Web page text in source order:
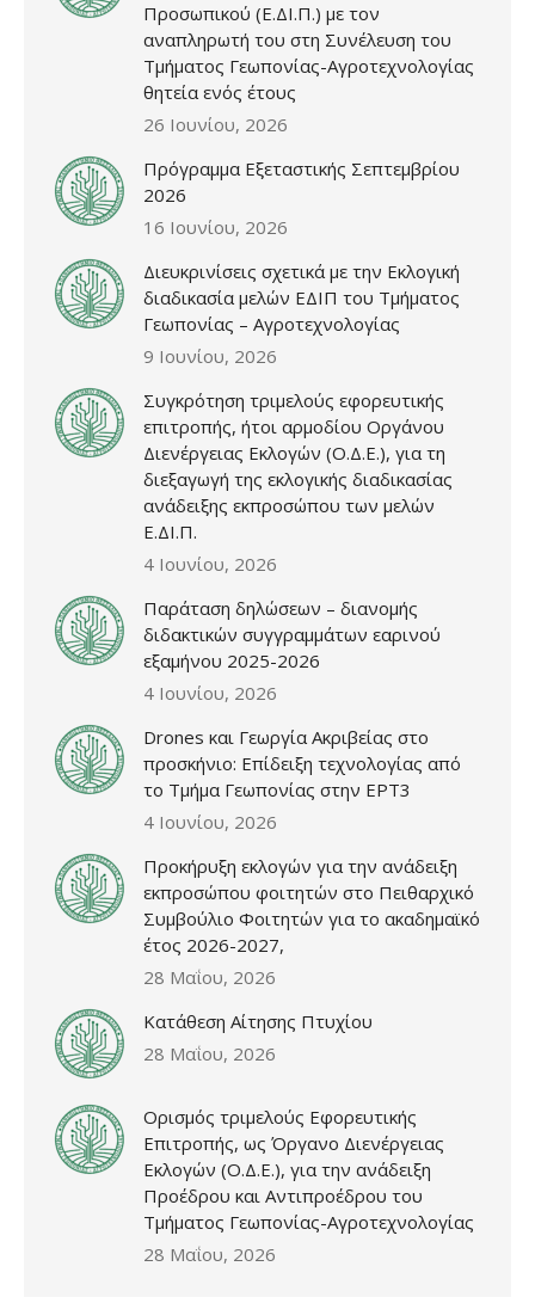
Προσωπικού (Ε.ΔΙ.Π.) με τον
αναπληρωτή του στη Συνέλευση του
Τμήματος Γεωπονίας-Αγροτεχνολογίας
θητεία ενός έτους
26 Ιουνίου, 2026
Πρόγραμμα Εξεταστικής Σεπτεμβρίου
2026
16 Ιουνίου, 2026
Διευκρινίσεις σχετικά με την Εκλογική
διαδικασία μελών ΕΔΙΠ του Τμήματος
Γεωπονίας – Αγροτεχνολογίας
9 Ιουνίου, 2026
Συγκρότηση τριμελούς εφορευτικής
επιτροπής, ήτοι αρμοδίου Οργάνου
Διενέργειας Εκλογών (Ο.Δ.Ε.), για τη
διεξαγωγή της εκλογικής διαδικασίας
ανάδειξης εκπροσώπου των μελών
Ε.ΔΙ.Π.
4 Ιουνίου, 2026
Παράταση δηλώσεων – διανομής
διδακτικών συγγραμμάτων εαρινού
εξαμήνου 2025-2026
4 Ιουνίου, 2026
Drones και Γεωργία Ακριβείας στο
προσκήνιο: Επίδειξη τεχνολογίας από
το Τμήμα Γεωπονίας στην ΕΡΤ3
4 Ιουνίου, 2026
Προκήρυξη εκλογών για την ανάδειξη
εκπροσώπου φοιτητών στο Πειθαρχικό
Συμβούλιο Φοιτητών για το ακαδημαϊκό
έτος 2026-2027,
28 Μαΐου, 2026
Κατάθεση Αίτησης Πτυχίου
28 Μαΐου, 2026
Ορισμός τριμελούς Εφορευτικής
Επιτροπής, ως Όργανο Διενέργειας
Εκλογών (Ο.Δ.Ε.), για την ανάδειξη
Προέδρου και Αντιπροέδρου του
Τμήματος Γεωπονίας-Αγροτεχνολογίας
28 Μαΐου, 2026